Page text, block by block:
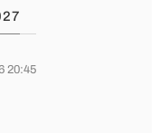
20:45